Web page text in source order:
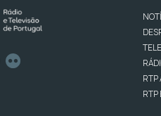
RTP
RTP